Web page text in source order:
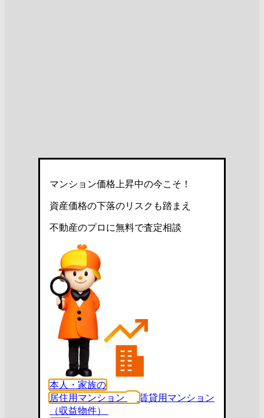
マンション価格上昇中の今こそ！
資産価格の下落のリスクも踏まえ
不動産のプロに無料で査定相談
本人・家族の
居住用マンション
賃貸用マンション
（収益物件）